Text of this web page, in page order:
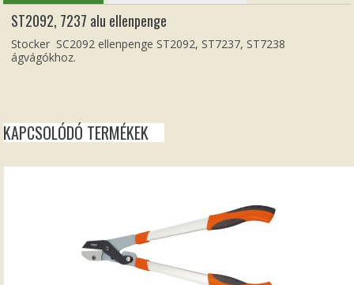
ST2092, 7237 alu ellenpenge
Stocker SC2092 ellenpenge ST2092, ST7237, ST7238
ágvágókhoz.
KAPCSOLÓDÓ TERMÉKEK